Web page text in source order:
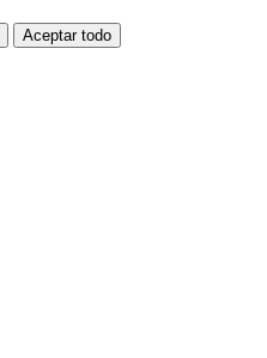
Aceptar todo